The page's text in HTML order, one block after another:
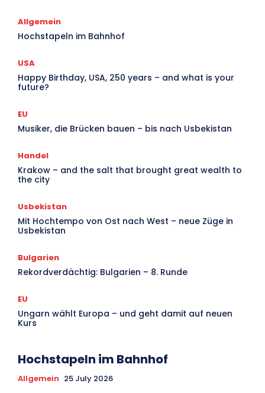
Allgemein
Hochstapeln im Bahnhof
USA
Happy Birthday, USA, 250 years – and what is your
future?
EU
Musiker, die Brücken bauen – bis nach Usbekistan
Handel
Krakow – and the salt that brought great wealth to
the city
Usbekistan
Mit Hochtempo von Ost nach West – neue Züge in
Usbekistan
Bulgarien
Rekordverdächtig: Bulgarien – 8. Runde
EU
Ungarn wählt Europa – und geht damit auf neuen
Kurs
Hochstapeln im Bahnhof
Allgemein 25 July 2026